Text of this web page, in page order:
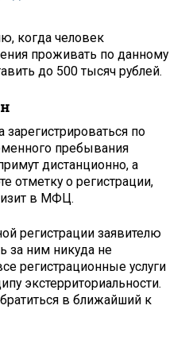
когда человек
проживать по данному
до 500 тысяч рублей.
по
пребывания
дистанционно, а
отметку о регистрации,
в МФЦ.
регистрации заявителю
за ним никуда не
регистрационные услуги
экстерриториальности.
в ближайший к